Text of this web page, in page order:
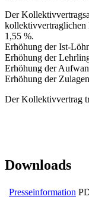
Der
kollektivvertraglichen
1,55 %.
Erhöhung der Ist-
Erhöhung der
Erhöhung der
Erhöhung der
Der Kollektivvertrag
Downloads
Presseinformation